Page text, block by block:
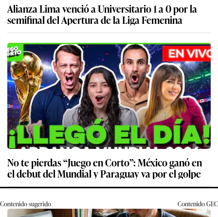
Alianza Lima venció a Universitario 1 a 0 por la
semifinal del Apertura de la Liga Femenina
No te pierdas “Juego en Corto”: México ganó en
el debut del Mundial y Paraguay va por el golpe
Contenido sugerido ContenidoGEC